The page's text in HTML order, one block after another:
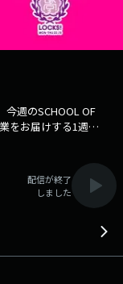
週のSCHOOL OF
をお届けする1週
【 GENERATIONS
けする授業は、「学
学校生活を振り返っ
えたいのは誰？ エピ
ライブイベント 「MY
込む（掲示板は登録
配信が終了
しました